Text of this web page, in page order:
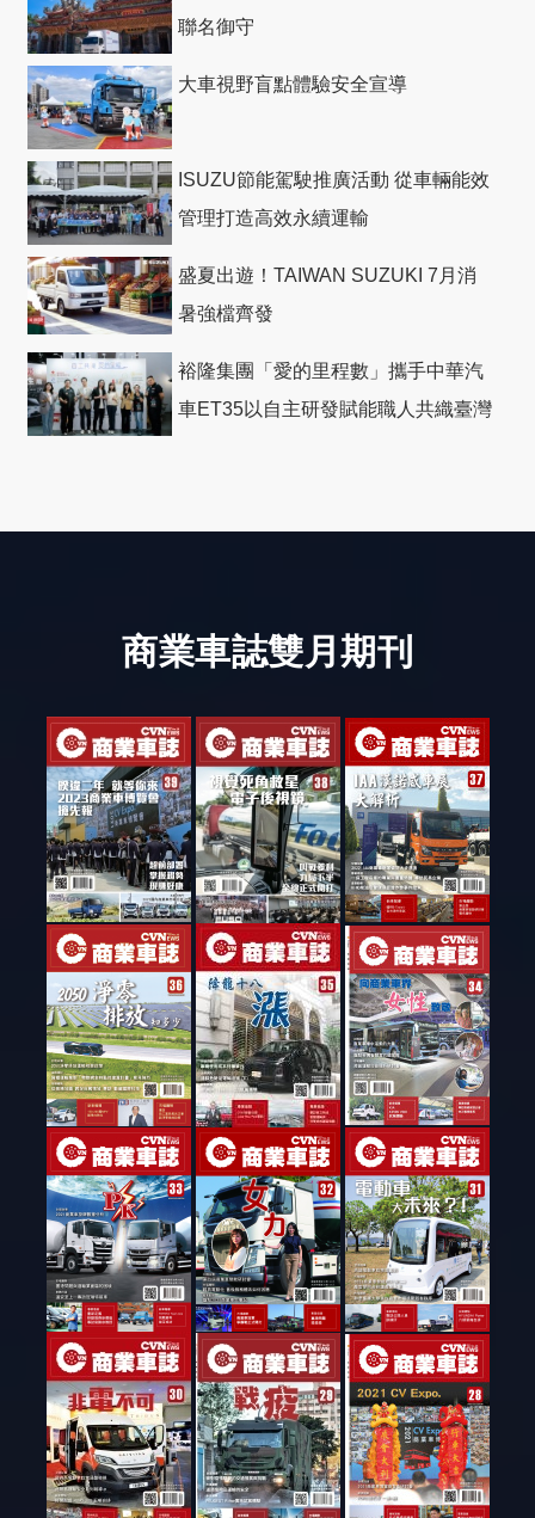
聯名御守
大車視野盲點體驗安全宣導
ISUZU節能駕駛推廣活動 從車輛能效
管理打造高效永續運輸
盛夏出遊！TAIWAN SUZUKI 7月消
暑強檔齊發
裕隆集團「愛的里程數」攜手中華汽
車ET35以自主研發賦能職人共織臺灣
商業車誌雙月期刊